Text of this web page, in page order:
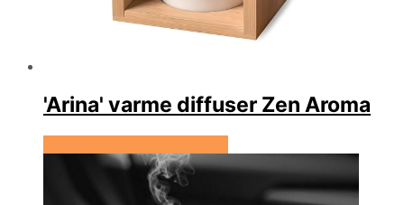
'Arina' varme diffuser Zen Aroma